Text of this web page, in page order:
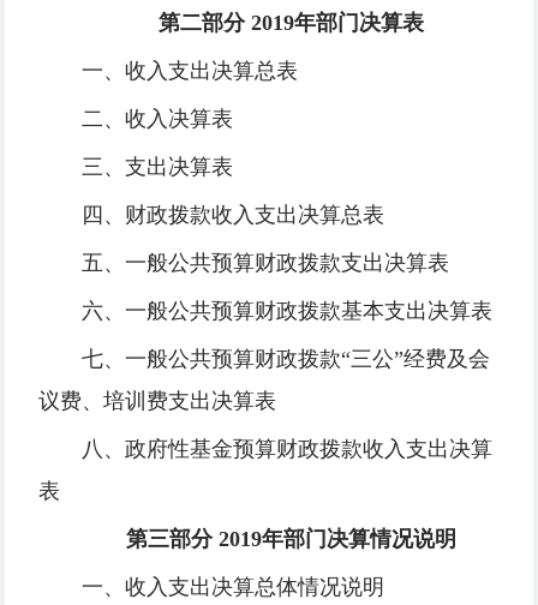
第二部分 2019年部门决算表
一、收入支出决算总表
二、收入决算表
三、支出决算表
四、财政拨款收入支出决算总表
五、一般公共预算财政拨款支出决算表
六、一般公共预算财政拨款基本支出决算表
七、一般公共预算财政拨款“三公”经费及会
议费、培训费支出决算表
八、政府性基金预算财政拨款收入支出决算
表
第三部分 2019年部门决算情况说明
一、收入支出决算总体情况说明